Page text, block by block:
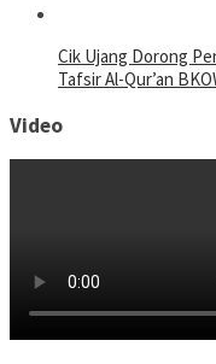
Cik Ujang Dorong
Tafsir Al-Qur’an
Video